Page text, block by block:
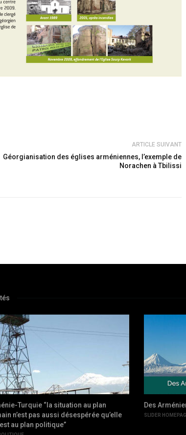
ARTICLE SUIVANT
Géorgianisation des églises arméniennes, l’exemple de
Norachen à Tbilissi
Turquie “la situation au plan
n’est pas aussi désespérée qu’elle
au plan politique”
Des
SLIDER